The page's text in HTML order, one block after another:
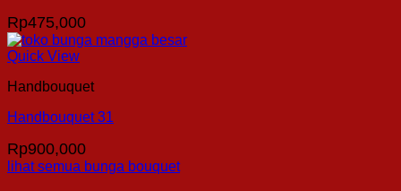
Rp475,000
Quick View
Handbouquet
Handbouquet 31
Rp900,000
lihat semua bunga bouquet